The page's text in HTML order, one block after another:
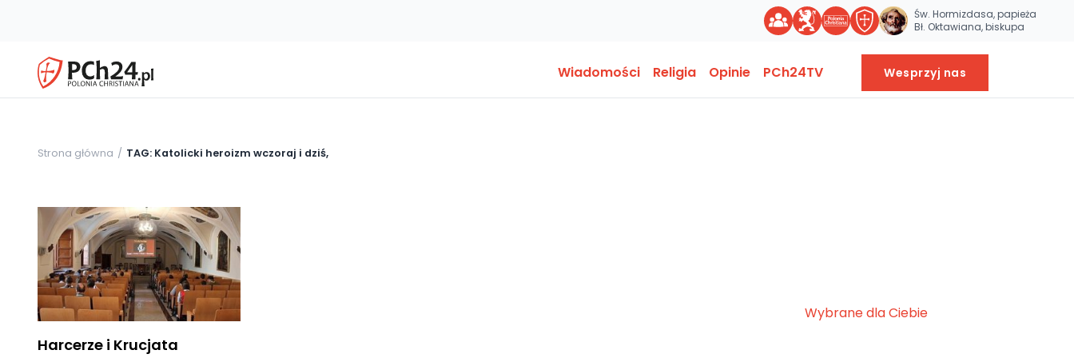
Św. Hormizdasa, papieża
Bł. Oktawiana, biskupa
Wiadomości Religia Opinie PCh24TV Wesprzyj nas
Strona główna TAG: Katolicki heroizm wczoraj i dziś,
Harcerze i Krucjata
Wybrane dla Ciebie